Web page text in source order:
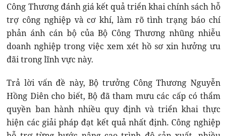
Công Thương đánh giá kết quả triển khai chính sách hỗ
trợ công nghiệp và cơ khí, làm rõ tình trạng báo chí
phản ánh cán bộ của Bộ Công Thương nhũng nhiễu
doanh nghiệp trong việc xem xét hồ sơ xin hưởng ưu
đãi trong lĩnh vực này.
Trả lời vấn đề này, Bộ trưởng Công Thương Nguyễn
Hồng Diên cho biết, Bộ đã tham mưu các cấp có thẩm
quyền ban hành nhiều quy định và triển khai thực
hiện các giải pháp đạt kết quả nhất định. Công nghiệp